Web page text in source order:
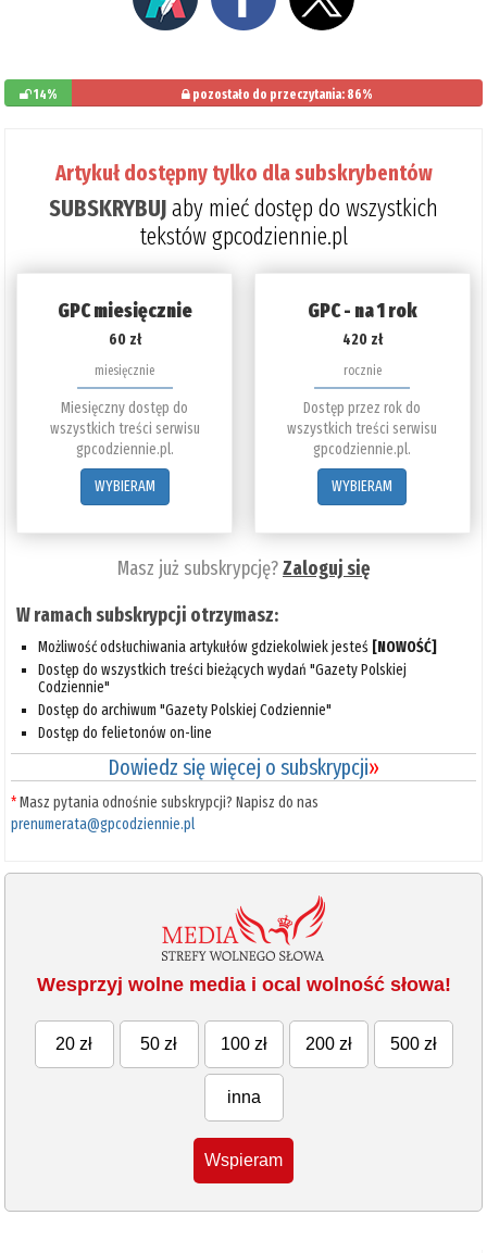
14% pozostało do przeczytania: 86%
Artykuł dostępny tylko dla subskrybentów
SUBSKRYBUJaby mieć dostęp do wszystkich
tekstów gpcodziennie.pl
GPC miesięcznie
60 zł
miesięcznie
Miesięczny dostęp do
wszystkich treści serwisu
gpcodziennie.pl.
WYBIERAM
GPC - na 1 rok
420 zł
rocznie
Dostęp przez rok do
wszystkich treści serwisu
gpcodziennie.pl.
WYBIERAM
Masz już subskrypcję?Zaloguj się
W ramach subskrypcji otrzymasz:
Możliwość odsłuchiwania artykułów gdziekolwiek jesteś [NOWOŚĆ]
Dostęp do wszystkich treści bieżących wydań "Gazety Polskiej
Codziennie"
Dostęp do archiwum "Gazety Polskiej Codziennie"
Dostęp do felietonów on-line
Dowiedz się więcej o subskrypcji»
*Masz pytania odnośnie subskrypcji? Napisz do nas
prenumerata@gpcodziennie.pl
Wesprzyj wolne media i ocal wolność słowa!
20 zł 50 zł 100 zł 200 zł 500 zł
inna
Wspieram